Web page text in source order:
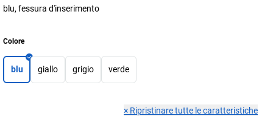
blu, fessura d'inserimento
Colore
blu giallo grigio verde
× Ripristinare tutte le caratteristiche